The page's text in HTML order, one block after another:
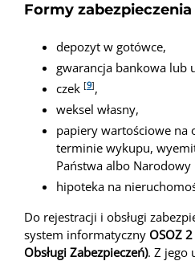
Formy
depozyt w gotówce,
gwarancja bankowa lub
czek [9],
weksel własny,
papiery wartościowe na
terminie wykupu,
Państwa albo Narodowy
hipoteka na
Do rejestracji i obsługi
system informatyczny OSOZ
Obsługi Zabezpieczeń). Z jego